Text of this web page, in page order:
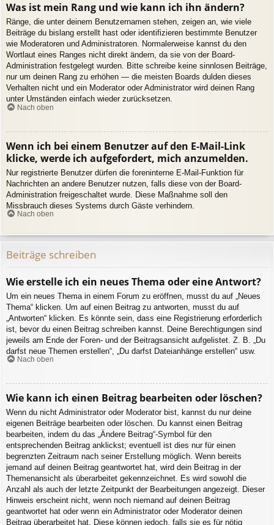
Was ist mein Rang und wie kann ich ihn ändern?
Ränge, die unter deinem Benutzernamen stehen, zeigen an, wie viele
Beiträge du bislang erstellt hast oder identifizieren bestimmte Benutzer
wie Moderatoren und Administratoren. Normalerweise kannst du den
Wortlaut eines Ranges nicht direkt ändern, da sie von der Board-
Administration festgelegt wurden. Bitte schreibe keine sinnlosen Beiträge,
nur um deinen Rang zu erhöhen — die meisten Boards dulden dieses
Verhalten nicht und ein Moderator oder Administrator wird deinen Rang
unter Umständen einfach wieder zurücksetzen.
Nach oben
Wenn ich bei einem Benutzer auf den E-Mail-Link
klicke, werde ich aufgefordert, mich anzumelden.
Nur registrierte Benutzer dürfen die foreninterne E-Mail-Funktion für
Nachrichten an andere Benutzer nutzen, falls diese von der Board-
Administration freigeschaltet wurde. Diese Maßnahme soll den
Missbrauch dieses Systems durch Gäste verhindern.
Nach oben
Beiträge schreiben
Wie erstelle ich ein neues Thema oder eine Antwort?
Um ein neues Thema in einem Forum zu eröffnen, musst du auf „Neues
Thema“ klicken. Um auf einen Beitrag zu antworten, musst du auf
„Antworten“ klicken. Es könnte sein, dass eine Registrierung erforderlich
ist, bevor du einen Beitrag schreiben kannst. Deine Berechtigungen sind
jeweils am Ende der Foren- und der Beitragsansicht aufgelistet. Z. B. „Du
darfst neue Themen erstellen“, „Du darfst Dateianhänge erstellen“ usw.
Nach oben
Wie kann ich einen Beitrag bearbeiten oder löschen?
Wenn du nicht Administrator oder Moderator bist, kannst du nur deine
eigenen Beiträge bearbeiten oder löschen. Du kannst einen Beitrag
bearbeiten, indem du das „Ändere Beitrag“-Symbol für den
entsprechenden Beitrag anklickst; eventuell ist dies nur für einen
begrenzten Zeitraum nach seiner Erstellung möglich. Wenn bereits
jemand auf deinen Beitrag geantwortet hat, wird dein Beitrag in der
Themenansicht als überarbeitet gekennzeichnet. Es wird sowohl die
Anzahl als auch der letzte Zeitpunkt der Bearbeitungen angezeigt. Dieser
Hinweis erscheint nicht, wenn noch niemand auf deinen Beitrag
geantwortet hat oder wenn ein Administrator oder Moderator deinen
Beitrag überarbeitet hat. Diese können jedoch, falls sie es für nötig